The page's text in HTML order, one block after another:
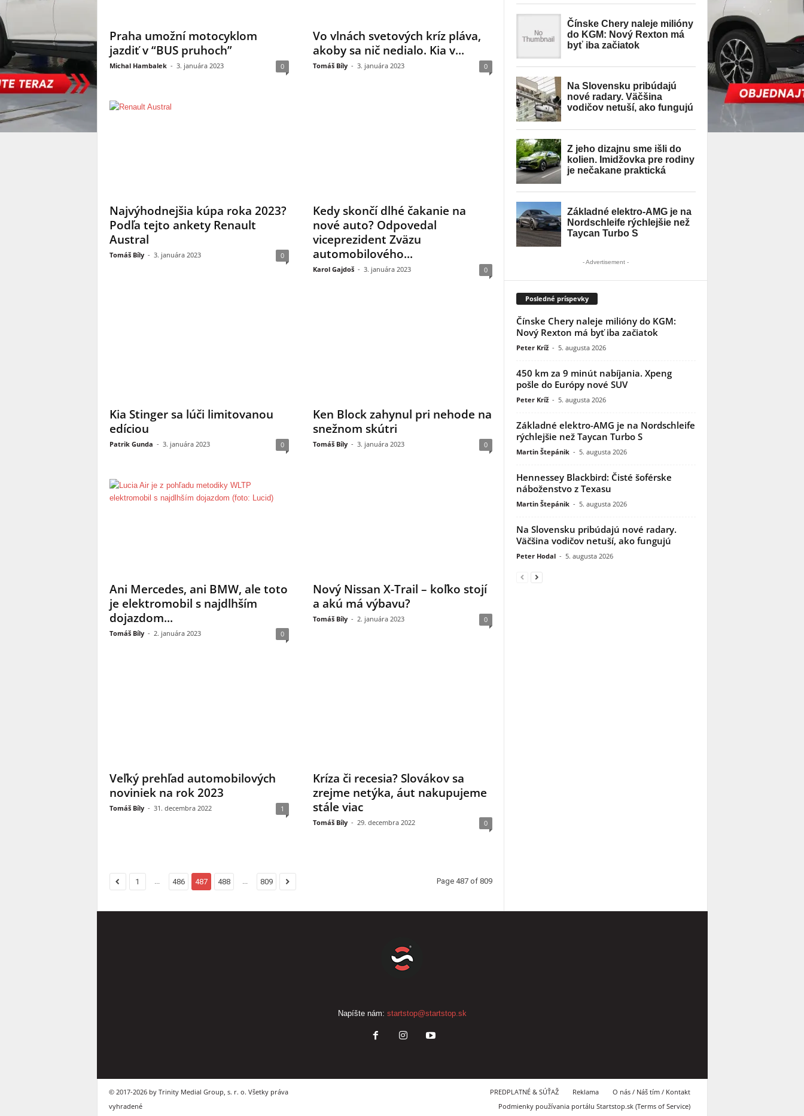
Praha umožní motocyklom
jazdiť v “BUS pruhoch”
Michal Hambalek - 3. januára 2023 0
Vo vlnách svetových kríz pláva,
akoby sa nič nedialo. Kia v...
Tomáš Bíly - 3. januára 2023 0
Najvýhodnejšia kúpa roka 2023?
Podľa tejto ankety Renault
Austral
Tomáš Bíly - 3. januára 2023 0
Kedy skončí dlhé čakanie na
nové auto? Odpovedal
viceprezident Zväzu
automobilového...
Karol Gajdoš - 3. januára 2023 0
Kia Stinger sa lúči limitovanou
edíciou
Patrik Gunda - 3. januára 2023 0
Ken Block zahynul pri nehode na
snežnom skútri
Tomáš Bíly - 3. januára 2023 0
Ani Mercedes, ani BMW, ale toto
je elektromobil s najdlhším
dojazdom...
Tomáš Bíly - 2. januára 2023 0
Nový Nissan X-Trail – koľko stojí
a akú má výbavu?
Tomáš Bíly - 2. januára 2023 0
Veľký prehľad automobilových
noviniek na rok 2023
Tomáš Bíly - 31. decembra 2022 1
Kríza či recesia? Slovákov sa
zrejme netýka, áut nakupujeme
stále viac
Tomáš Bíly - 29. decembra 2022 0
1 486 487 488 809 Page 487 of 809
- Advertisement -
Posledné príspevky
Čínske Chery naleje milióny do KGM:
Nový Rexton má byť iba začiatok
Peter Kríž - 5. augusta 2026
450 km za 9 minút nabíjania. Xpeng
pošle do Európy nové SUV
Peter Kríž - 5. augusta 2026
Základné elektro-AMG je na Nordschleife
rýchlejšie než Taycan Turbo S
Martin Štepánik - 5. augusta 2026
Hennessey Blackbird: Čisté šoférske
náboženstvo z Texasu
Martin Štepánik - 5. augusta 2026
Na Slovensku pribúdajú nové radary.
Väčšina vodičov netuší, ako fungujú
Peter Hodal - 5. augusta 2026
Napíšte nám: startstop@startstop.sk
PREDPLATNÉ & SÚŤAŽ Reklama
O nás / Náš tím / Kontakt
Podmienky používania portálu Startstop.sk (Terms of Service)
© 2017-2026 by Trinity Medial Group, s. r. o. Všetky práva
vyhradené